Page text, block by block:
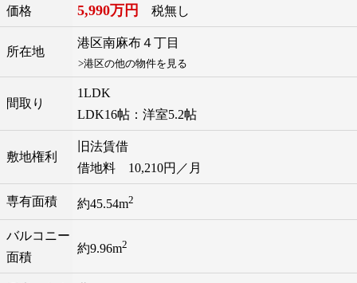
価格 5,990万円 税無し
所在地
港区南麻布４丁目
>港区の他の物件を見る
間取り
1LDK
LDK16帖：洋室5.2帖
敷地権利
旧法賃借
借地料 10,210円／月
専有面積 約45.54m2
バルコニー
面積
約9.96m2